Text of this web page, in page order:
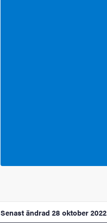
Senast ändrad 28 oktober 2022